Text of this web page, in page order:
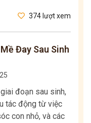
374 lượt xem
Đay Sau Sinh
đoạn sau sinh,
tác động từ việc
con nhỏ, và các